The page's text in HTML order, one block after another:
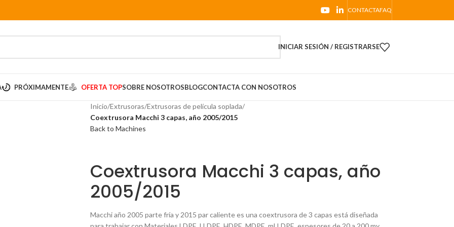
CONTACTAFAQ
INICIAR SESIÓN / REGISTRARSE
PRÓXIMAMENTE OFERTA TOPSOBRE NOSOTROSBLOGCONTACTA CON NOSOTROS
Inicio/Extrusoras/Extrusoras de película soplada/
Coextrusora Macchi 3 capas, año 2005/2015
Back to Machines
Coextrusora Macchi 3 capas, año
2005/2015
Macchi año 2005 parte fría y 2015 par caliente es una coextrusora de 3 capas está diseñada